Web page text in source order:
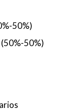
50%)
50%)